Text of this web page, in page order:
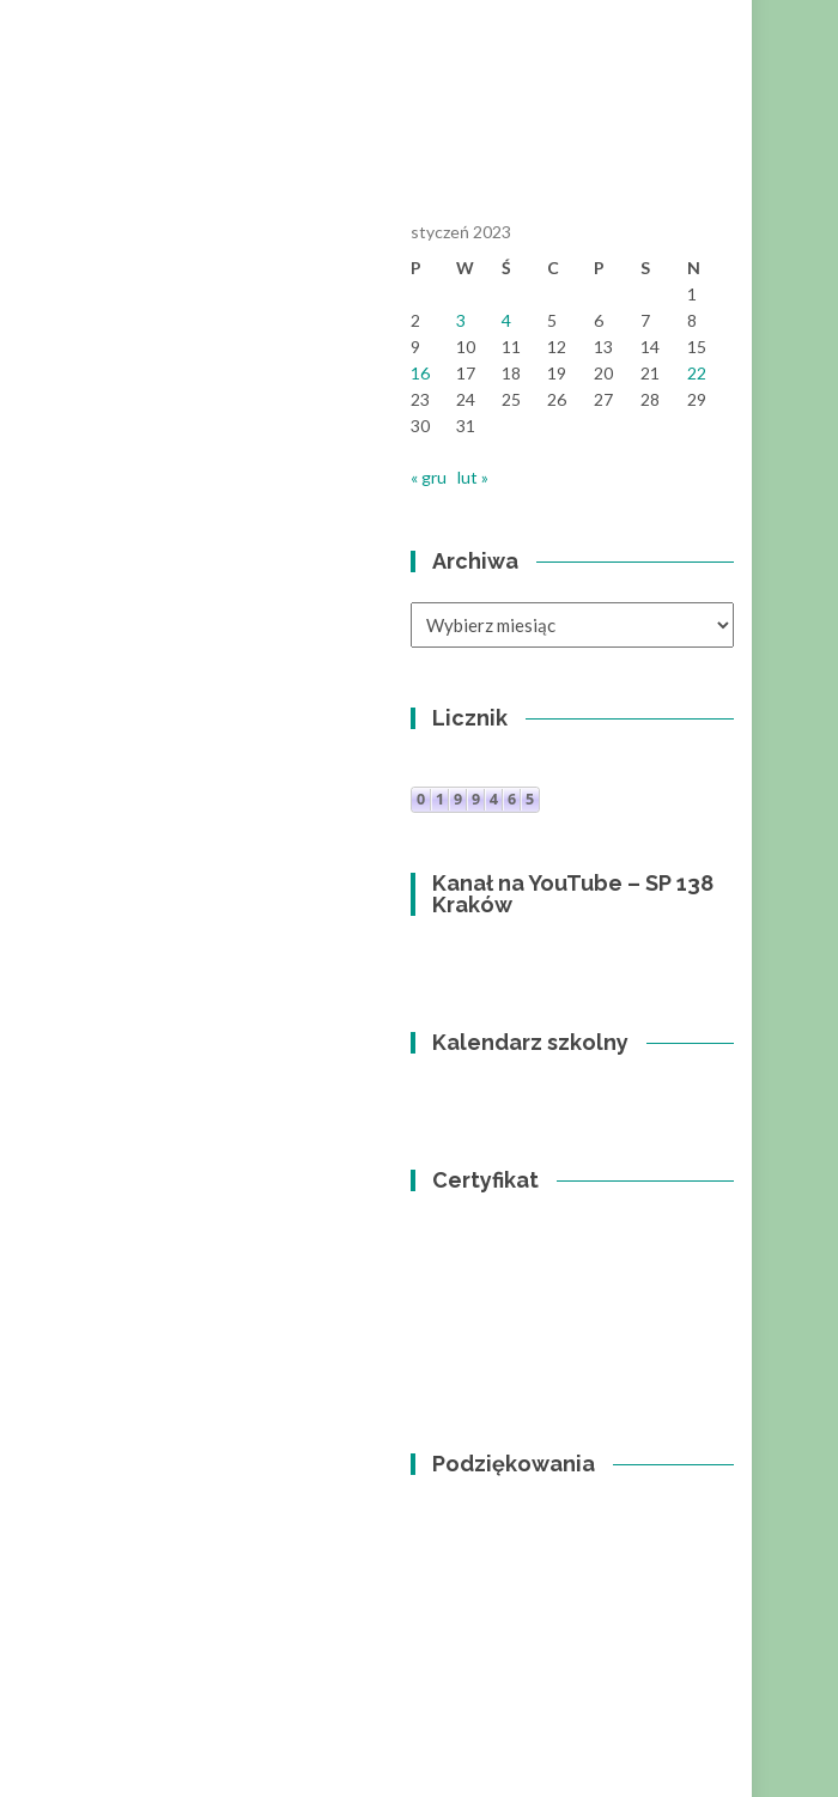
styczeń 2023
P
W Ś C P S
N
1
2
3 4 5 6 7
8
9
10 11 12 13 14
15
16
17 18 19 20 21
22
23
24 25 26 27 28
29
30
31
« gru lut »
Archiwa
Licznik
Kanał na YouTube – SP 138
Kraków
Kalendarz szkolny
Certyfikat
Podziękowania